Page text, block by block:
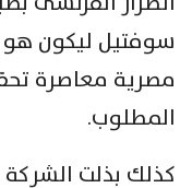
سوفتيل ليكون هو
مصرية معاصرة
المطلوب.
كذلك بذلت